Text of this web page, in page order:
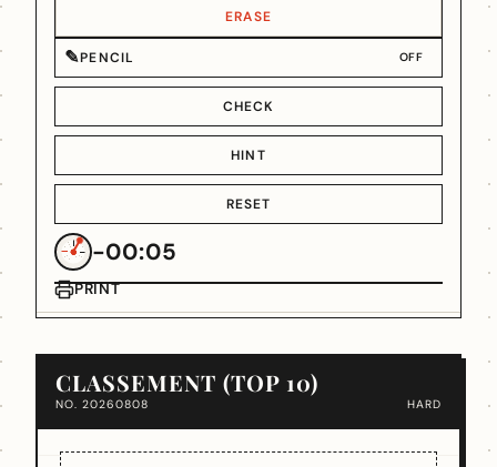
ERASE
✎PENCIL OFF
CHECK
HINT
RESET
-00:05
PRINT
CLASSEMENT (TOP 10)
NO. 20260808 HARD